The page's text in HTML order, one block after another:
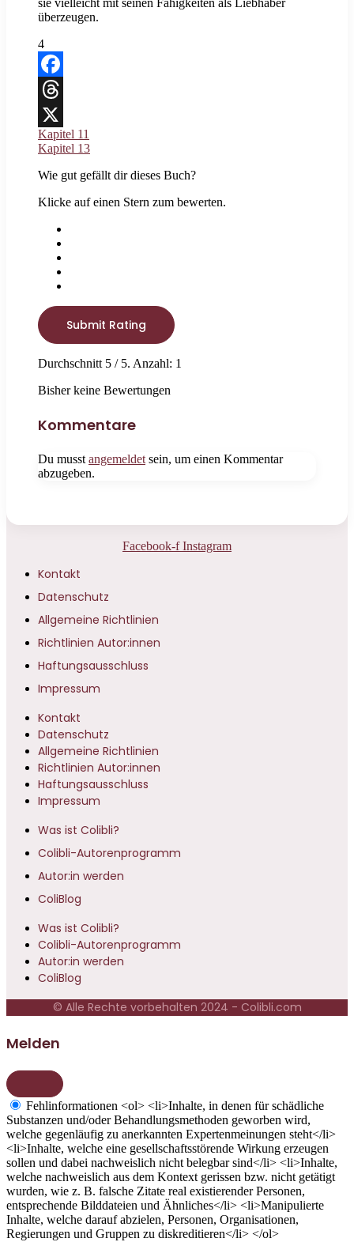
sie vielleicht mit seinen Fähigkeiten als Liebhaber
überzeugen.
4
Facebook
Threads
X
Kapitel 11
Kapitel 13
Wie gut gefällt dir dieses Buch?
Klicke auf einen Stern zum bewerten.
Submit Rating
Durchschnitt 5 / 5. Anzahl: 1
Bisher keine Bewertungen
Kommentare
Du musst angemeldet sein, um einen Kommentar
abzugeben.
Facebook-f Instagram
Kontakt
Datenschutz
Allgemeine Richtlinien
Richtlinien Autor:innen
Haftungsausschluss
Impressum
Kontakt
Datenschutz
Allgemeine Richtlinien
Richtlinien Autor:innen
Haftungsausschluss
Impressum
Was ist Colibli?
Colibli-Autorenprogramm
Autor:in werden
ColiBlog
Was ist Colibli?
Colibli-Autorenprogramm
Autor:in werden
ColiBlog
© Alle Rechte vorbehalten 2024 - Colibli.com
Melden
Fehlinformationen <ol> <li>Inhalte, in denen für schädliche
Substanzen und/oder Behandlungsmethoden geworben wird,
welche gegenläufig zu anerkannten Expertenmeinungen steht</li>
<li>Inhalte, welche eine gesellschaftsstörende Wirkung erzeugen
sollen und dabei nachweislich nicht belegbar sind</li> <li>Inhalte,
welche nachweislich aus dem Kontext gerissen bzw. nicht getätigt
wurden, wie z. B. falsche Zitate real existierender Personen,
entsprechende Bilddateien und Ähnliches</li> <li>Manipulierte
Inhalte, welche darauf abzielen, Personen, Organisationen,
Regierungen und Gruppen zu diskreditieren</li> </ol>